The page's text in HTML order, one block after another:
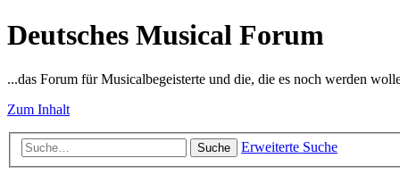
Deutsches Musical Forum
...das Forum für Musicalbegeisterte und die, die es noch werden
Zum Inhalt
Suche Erweiterte Suche